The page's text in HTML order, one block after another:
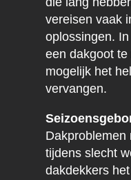
vereisen vaak
oplossingen.
een dakgoot
mogelijk het
vervangen.
Dakproblemen
tijdens slecht
dakdekkers